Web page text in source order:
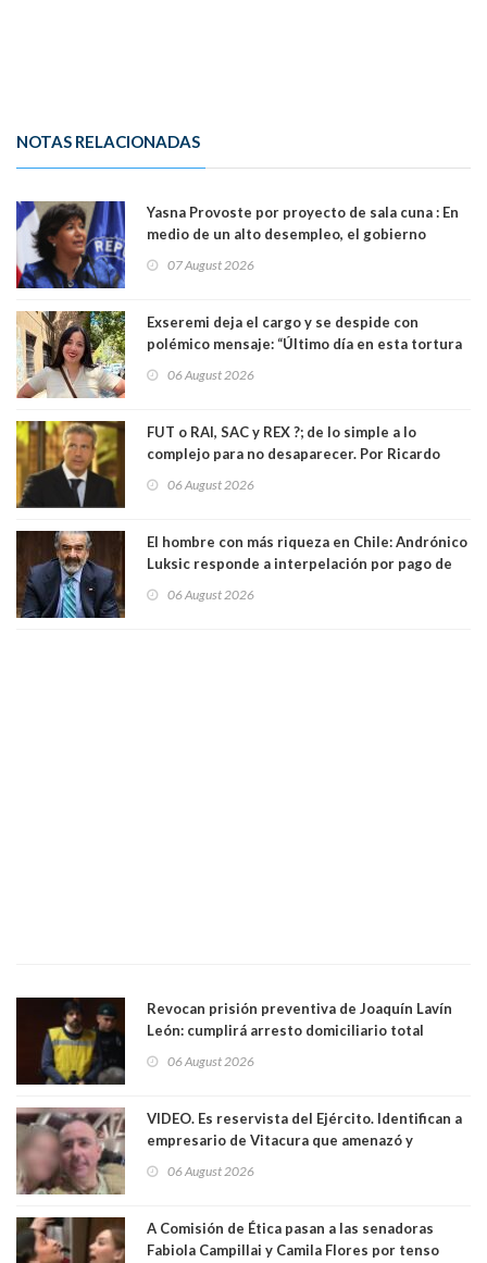
NOTAS RELACIONADAS
Yasna Provoste por proyecto de sala cuna : En
medio de un alto desempleo, el gobierno
07 August 2026
Exseremi deja el cargo y se despide con
polémico mensaje: “Último día en esta tortura
06 August 2026
FUT o RAI, SAC y REX ?; de lo simple a lo
complejo para no desaparecer. Por Ricardo
06 August 2026
El hombre con más riqueza en Chile: Andrónico
Luksic responde a interpelación por pago de
día que me muera”
06 August 2026
Revocan prisión preventiva de Joaquín Lavín
León: cumplirá arresto domiciliario total
06 August 2026
VIDEO. Es reservista del Ejército. Identifican a
empresario de Vitacura que amenazó y
al "ring raja". Se trata de Andrés Arrieta y la
06 August 2026
A Comisión de Ética pasan a las senadoras
Fabiola Campillai y Camila Flores por tenso